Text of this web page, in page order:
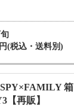
(税込・送料別)
箱
【再販】